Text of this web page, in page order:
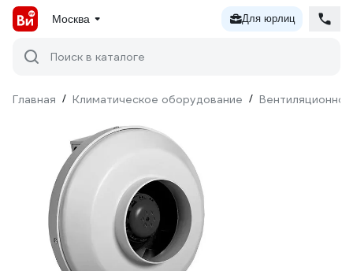
Москва Для юрлиц
Поиск в каталоге
Главная / Климатическое оборудование /